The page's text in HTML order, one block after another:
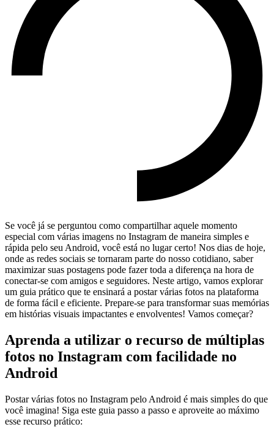
Se você já‌ se perguntou ‍como compartilhar aquele momento
especial com várias imagens no Instagram de maneira​ simples e
rápida pelo seu Android, você está no lugar⁣ certo! Nos dias de hoje,
onde⁣ as ⁤redes sociais ​se tornaram parte do nosso cotidiano, ⁢saber
maximizar suas⁣ postagens pode fazer toda a diferença na hora de
conectar-se com amigos e seguidores. Neste artigo, vamos ⁣explorar
um guia prático que te ensinará a postar várias fotos na plataforma
de forma fácil e eficiente. Prepare-se para transformar suas memórias
em histórias visuais‍ impactantes e envolventes! Vamos começar?
Aprenda ‍a utilizar o recurso de múltiplas
fotos no Instagram com ‌facilidade no
Android
Postar várias fotos no Instagram ⁣pelo​ Android⁣ é mais simples do‌ que
você imagina! Siga este guia⁣ passo a passo⁣ e aproveite ao máximo
esse recurso prático: